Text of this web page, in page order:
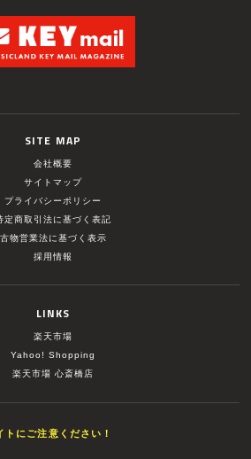
SITE MAP
会社概要
サイトマップ
プライバシーポリシー
定商取引法に基づく表記
古物営業法に基づく表示
採用情報
LINKS
楽天市場
Yahoo! Shopping
楽天市場 心斎橋店
にご注意ください！